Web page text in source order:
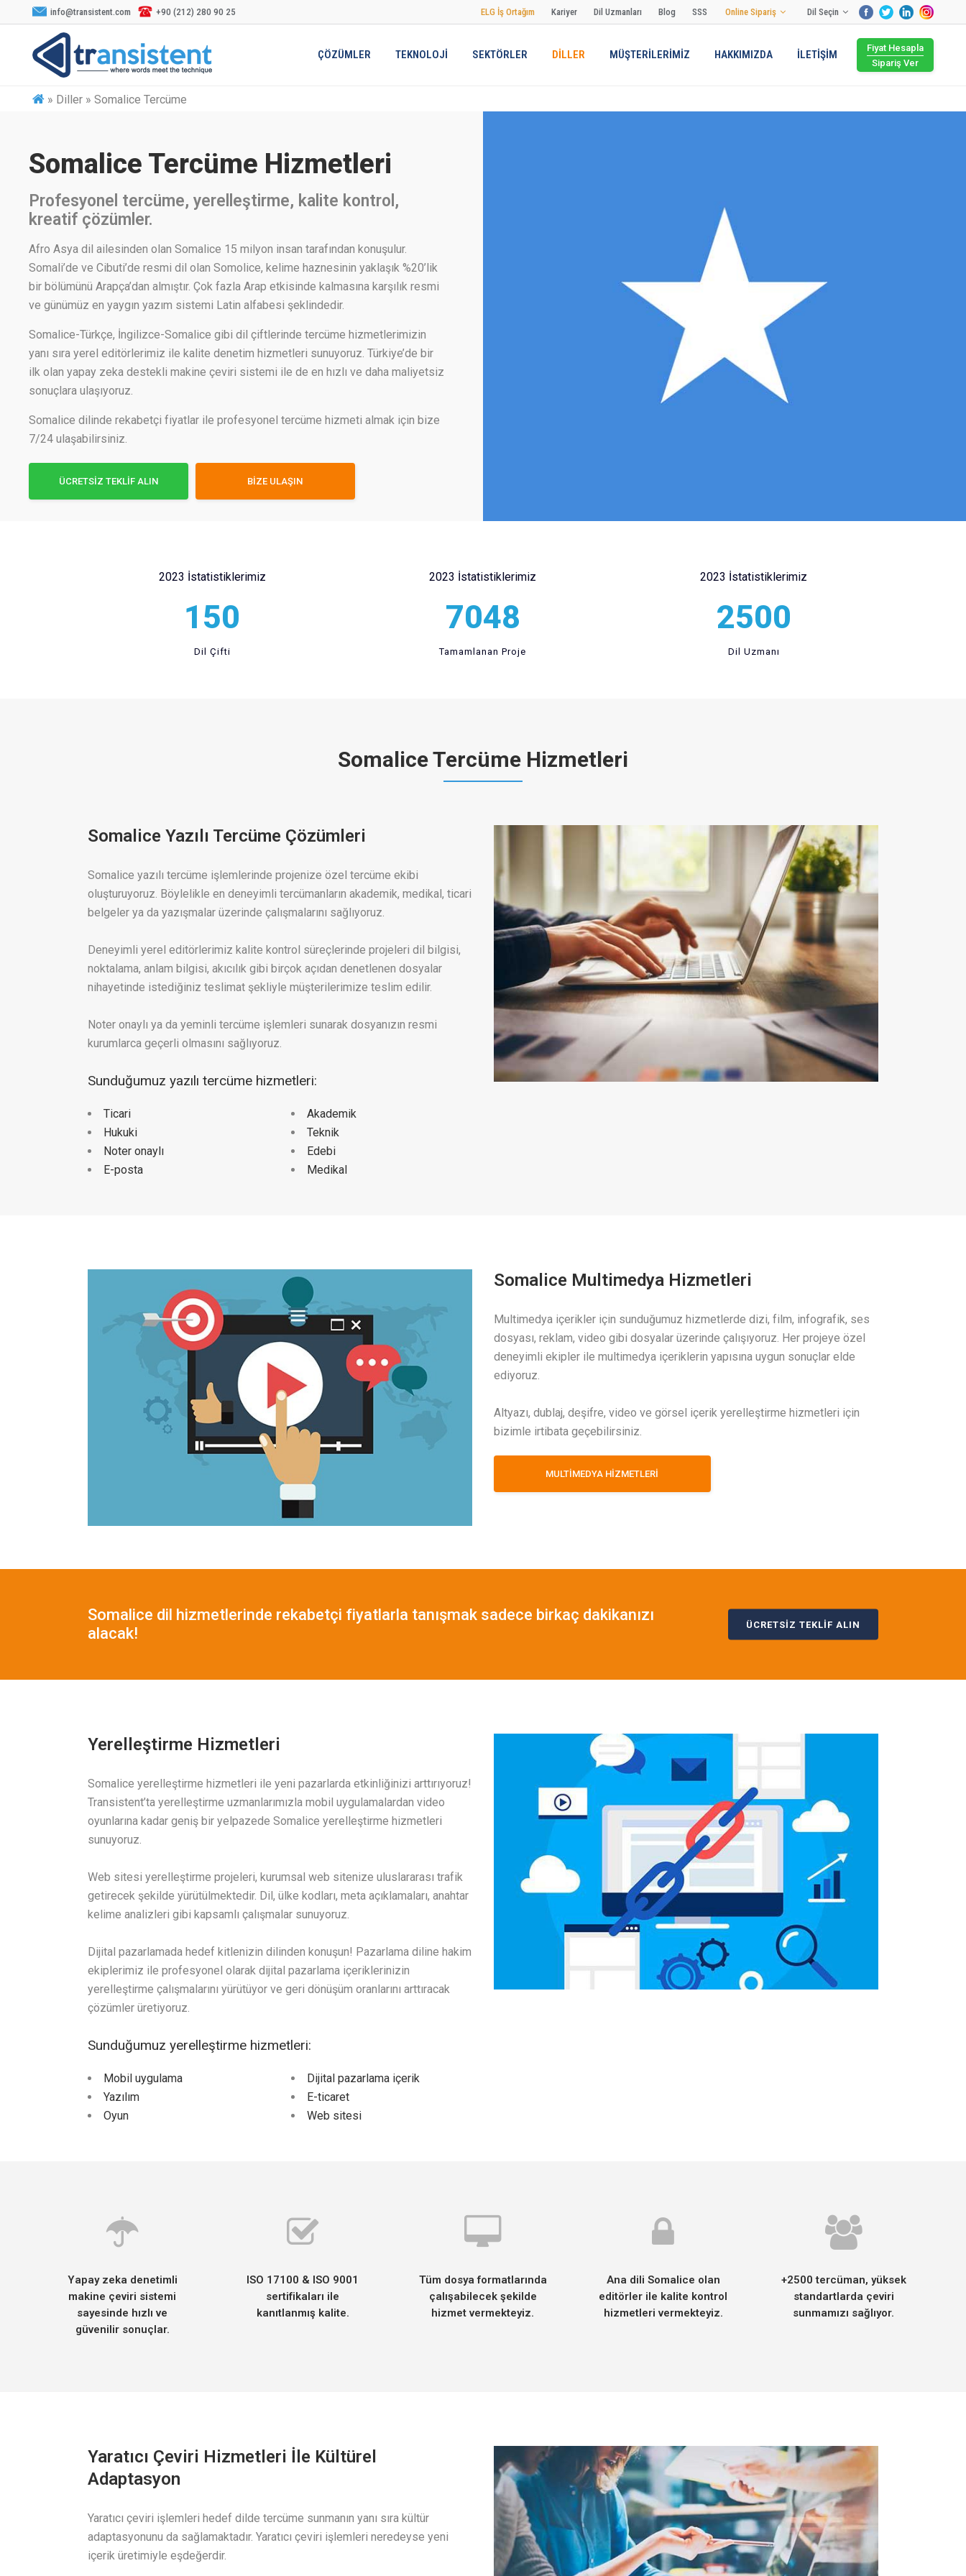
info@transistent.com +90 (212) 280 90 25 ELG İş Ortağım Kariyer Dil Uzmanları Blog SSS Online Sipariş Dil Seçin
Fiyat Hesapla
Sipariş Ver
ÇÖZÜMLER TEKNOLOJİ SEKTÖRLER DİLLER MÜŞTERİLERİMİZ HAKKIMIZDA İLETİŞİM
» Diller » Somalice Tercüme
Somalice Tercüme Hizmetleri
Profesyonel tercüme, yerelleştirme, kalite kontrol,
kreatif çözümler.
Afro Asya dil ailesinden olan Somalice 15 milyon insan tarafından konuşulur.
Somali’de ve Cibuti’de resmi dil olan Somolice, kelime haznesinin yaklaşık %20’lik
bir bölümünü Arapça’dan almıştır. Çok fazla Arap etkisinde kalmasına karşılık resmi
ve günümüz en yaygın yazım sistemi Latin alfabesi şeklindedir.
Somalice-Türkçe, İngilizce-Somalice gibi dil çiftlerinde tercüme hizmetlerimizin
yanı sıra yerel editörlerimiz ile kalite denetim hizmetleri sunuyoruz. Türkiye’de bir
ilk olan yapay zeka destekli makine çeviri sistemi ile de en hızlı ve daha maliyetsiz
sonuçlara ulaşıyoruz.
Somalice dilinde rekabetçi fiyatlar ile profesyonel tercüme hizmeti almak için bize
7/24 ulaşabilirsiniz.
ÜCRETSİZ TEKLİF ALIN BİZE ULAŞIN
2023 İstatistiklerimiz
150
Dil Çifti
2023 İstatistiklerimiz
7048
Tamamlanan Proje
2023 İstatistiklerimiz
2500
Dil Uzmanı
Somalice Tercüme Hizmetleri
Somalice Yazılı Tercüme Çözümleri
Somalice yazılı tercüme işlemlerinde projenize özel tercüme ekibi
oluşturuyoruz. Böylelikle en deneyimli tercümanların akademik, medikal, ticari
belgeler ya da yazışmalar üzerinde çalışmalarını sağlıyoruz.
Deneyimli yerel editörlerimiz kalite kontrol süreçlerinde projeleri dil bilgisi,
noktalama, anlam bilgisi, akıcılık gibi birçok açıdan denetlenen dosyalar
nihayetinde istediğiniz teslimat şekliyle müşterilerimize teslim edilir.
Noter onaylı ya da yeminli tercüme işlemleri sunarak dosyanızın resmi
kurumlarca geçerli olmasını sağlıyoruz.
Sunduğumuz yazılı tercüme hizmetleri:
Ticari
Hukuki
Noter onaylı
E-posta
Akademik
Teknik
Edebi
Medikal
Somalice Multimedya Hizmetleri
Multimedya içerikler için sunduğumuz hizmetlerde dizi, film, infografik, ses
dosyası, reklam, video gibi dosyalar üzerinde çalışıyoruz. Her projeye özel
deneyimli ekipler ile multimedya içeriklerin yapısına uygun sonuçlar elde
ediyoruz.
Altyazı, dublaj, deşifre, video ve görsel içerik yerelleştirme hizmetleri için
bizimle irtibata geçebilirsiniz.
MULTİMEDYA HİZMETLERİ
Somalice dil hizmetlerinde rekabetçi fiyatlarla tanışmak sadece birkaç dakikanızı
alacak!
ÜCRETSİZ TEKLİF ALIN
Yerelleştirme Hizmetleri
Somalice yerelleştirme hizmetleri ile yeni pazarlarda etkinliğinizi arttırıyoruz!
Transistent’ta yerelleştirme uzmanlarımızla mobil uygulamalardan video
oyunlarına kadar geniş bir yelpazede Somalice yerelleştirme hizmetleri
sunuyoruz.
Web sitesi yerelleştirme projeleri, kurumsal web sitenize uluslararası trafik
getirecek şekilde yürütülmektedir. Dil, ülke kodları, meta açıklamaları, anahtar
kelime analizleri gibi kapsamlı çalışmalar sunuyoruz.
Dijital pazarlamada hedef kitlenizin dilinden konuşun! Pazarlama diline hakim
ekiplerimiz ile profesyonel olarak dijital pazarlama içeriklerinizin
yerelleştirme çalışmalarını yürütüyor ve geri dönüşüm oranlarını arttıracak
çözümler üretiyoruz.
Sunduğumuz yerelleştirme hizmetleri:
Mobil uygulama
Yazılım
Oyun
Dijital pazarlama içerik
E-ticaret
Web sitesi
Yapay zeka denetimli
makine çeviri sistemi
sayesinde hızlı ve
güvenilir sonuçlar.
ISO 17100 & ISO 9001
sertifikaları ile
kanıtlanmış kalite.
Tüm dosya formatlarında
çalışabilecek şekilde
hizmet vermekteyiz.
Ana dili Somalice olan
editörler ile kalite kontrol
hizmetleri vermekteyiz.
+2500 tercüman, yüksek
standartlarda çeviri
sunmamızı sağlıyor.
Yaratıcı Çeviri Hizmetleri İle Kültürel
Adaptasyon
Yaratıcı çeviri işlemleri hedef dilde tercüme sunmanın yanı sıra kültür
adaptasyonunu da sağlamaktadır. Yaratıcı çeviri işlemleri neredeyse yeni
içerik üretimiyle eşdeğerdir.